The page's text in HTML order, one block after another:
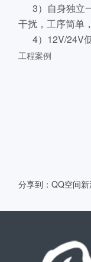
3）自身独立
干扰，工序简单
4）12V/24V
工程案例
分享到： QQ空间